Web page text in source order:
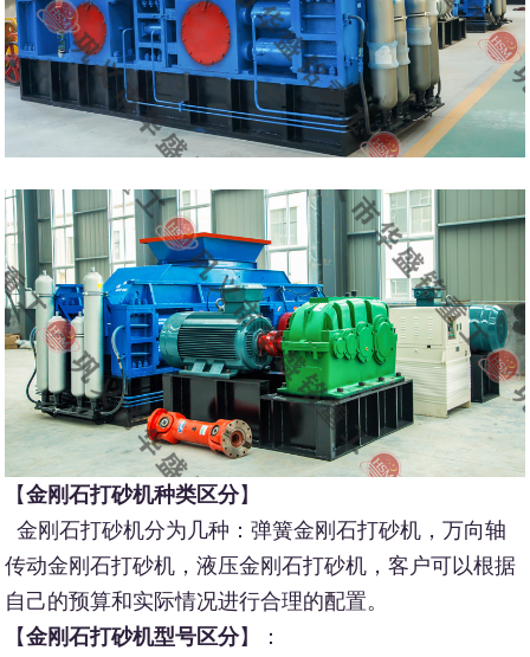
【金刚石打砂机种类区分】
金刚石打砂机分为几种：弹簧金刚石打砂机，万向轴
传动金刚石打砂机，液压金刚石打砂机，客户可以根据
自己的预算和实际情况进行合理的配置。
【金刚石打砂机型号区分】：